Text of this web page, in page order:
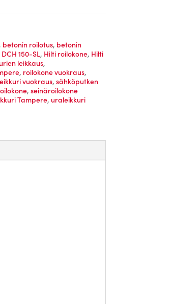
betonin roilotus, betonin
150-SL, Hilti roilokone, Hilti
leikkaus,
, roilokone vuokraus,
vuokraus, sähköputken
, seinäroilokone
Tampere, uraleikkuri